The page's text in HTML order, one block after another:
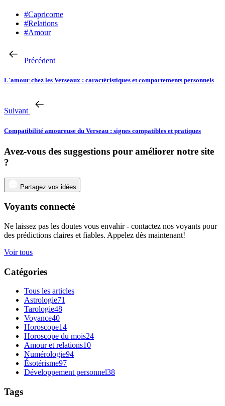
#Capricorne
#Relations
#Amour
Précédent
L'amour chez les Verseaux : caractéristiques et comportements personnels
Suivant
Compatibilité amoureuse du Verseau : signes compatibles et pratiques
Avez-vous des suggestions pour améliorer notre site
?
Partagez vos idées
Voyants connecté
Ne laissez pas les doutes vous envahir - contactez nos voyants pour
des prédictions claires et fiables. Appelez dès maintenant!
Voir tous
Catégories
Tous les articles
Astrologie71
Tarologie48
Voyance40
Horoscope14
Horoscope du mois24
Amour et relations10
Numérologie94
Ésotérisme97
Développement personnel38
Tags